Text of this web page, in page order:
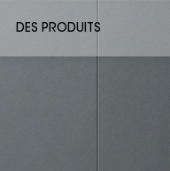
DES PRODUITS